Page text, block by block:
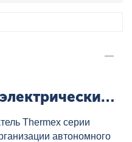
V, артикул:
Thermex серии
автономного